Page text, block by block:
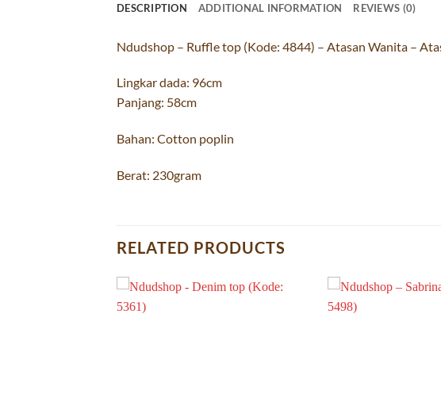
DESCRIPTION ADDITIONAL INFORMATION REVIEWS (0)
Ndudshop – Ruffle top (Kode: 4844) – Atasan Wanita –
Lingkar dada: 96cm
Panjang: 58cm
Bahan: Cotton poplin
Berat: 230gram
RELATED PRODUCTS